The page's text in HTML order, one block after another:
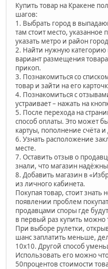
Купить товар на Кракене
шагов:
1. Выбрать город в
там стоит место,
указать метро и район
2. Найти нужную категорию
вариант размещения
прикоп.
3. Познакомиться со
товар и зайти на его
4. Познакомиться с
устраивает – нажать на
5. После перехода на
способ оплаты. Это может
картуы, пополнение счёта и
6. Узнать расположение
месте.
7. Оставить отзыв о
знали, что магазин
8. Добавить магазин в
из личного кабинета.
Покупая товар, стоит знать
появлении проблем
продавцами споры где
в первый раз купить можно
При выборе рулетки,
шанс заплатить меньше,
10х10. Другой способ
Использовать его можно
50процентов стоимости